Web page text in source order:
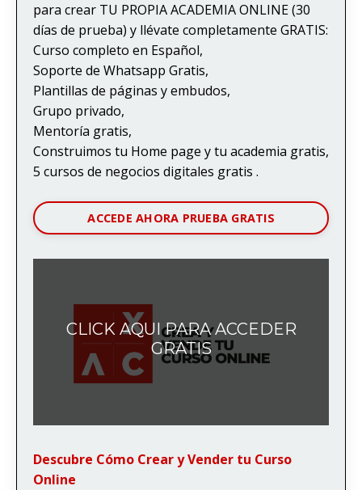
para crear TU PROPIA ACADEMIA ONLINE (30
días de prueba) y llévate completamente GRATIS:
Curso completo en Español,
Soporte de Whatsapp Gratis,
Plantillas de páginas y embudos,
Grupo privado,
Mentoría gratis,
Construimos tu Home page y tu academia gratis,
5 cursos de negocios digitales gratis .
ACCEDE AHORA PRUEBA GRATIS
CLICK AQUI PARA ACCEDER
GRATIS
Descubre Cómo Crear y Vender tu Curso
Online